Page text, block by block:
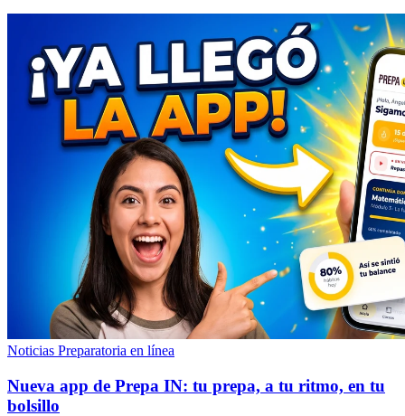
Noticias Preparatoria en línea
Nueva app de Prepa IN: tu prepa, a tu ritmo, en tu
bolsillo